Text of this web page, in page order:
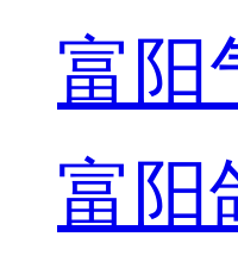
富阳
富阳